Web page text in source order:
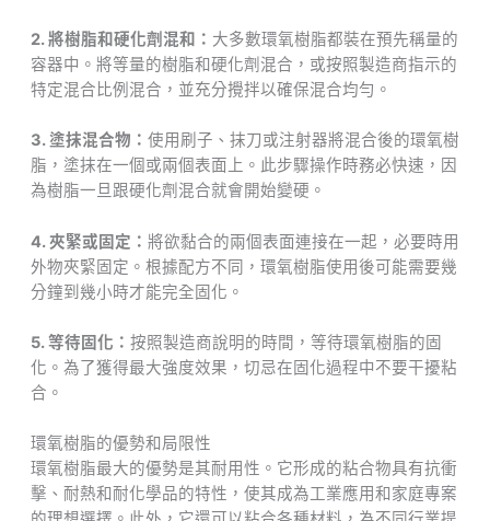
2. 將樹脂和硬化劑混和： 大多數環氧樹脂都裝在預先稱量的
容器中。將等量的樹脂和硬化劑混合，或按照製造商指示的
特定混合比例混合，並充分攪拌以確保混合均勻。
3. 塗抹混合物： 使用刷子、抹刀或注射器將混合後的環氧樹
脂，塗抹在一個或兩個表面上。此步驟操作時務必快速，因
為樹脂一旦跟硬化劑混合就會開始變硬。
4. 夾緊或固定： 將欲黏合的兩個表面連接在一起，必要時用
外物夾緊固定。根據配方不同，環氧樹脂使用後可能需要幾
分鐘到幾小時才能完全固化。
5. 等待固化： 按照製造商說明的時間，等待環氧樹脂的固
化。為了獲得最大強度效果，切忌在固化過程中不要干擾粘
合。
環氧樹脂的優勢和局限性
環氧樹脂最大的優勢是其耐用性。它形成的粘合物具有抗衝
擊、耐熱和耐化學品的特性，使其成為工業應用和家庭專案